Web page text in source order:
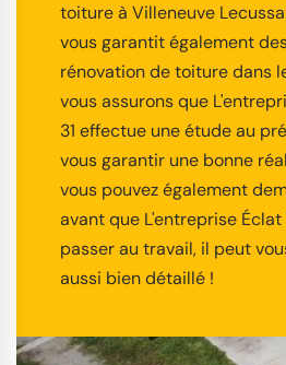
toiture à Villeneuve
vous garantit également
rénovation de toiture dans
vous assurons que
31 effectue une étude au
vous garantir une bonne
vous pouvez également
avant que L'entreprise Éclat
passer au travail, il peut
aussi bien détaillé !